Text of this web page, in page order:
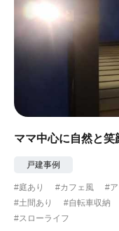
ママ中心に自然と笑
戸建事例
#庭あり #カフェ風 #
#土間あり
#自転車収納
#スローライフ